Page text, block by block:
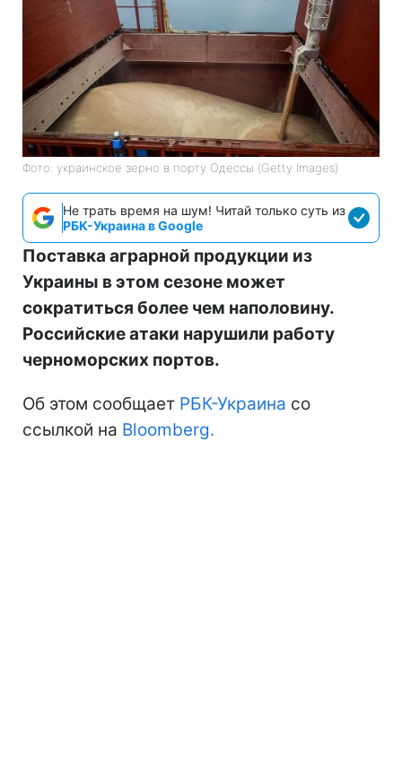
Фото: украинское зерно в порту Одессы (Getty Images)
Не трать время на шум! Читай только суть из
РБК-Украина в Google
Поставка аграрной продукции из
Украины в этом сезоне может
сократиться более чем наполовину.
Российские атаки нарушили работу
черноморских портов.
Об этом сообщает РБК-Украина со
ссылкой на Bloomberg.